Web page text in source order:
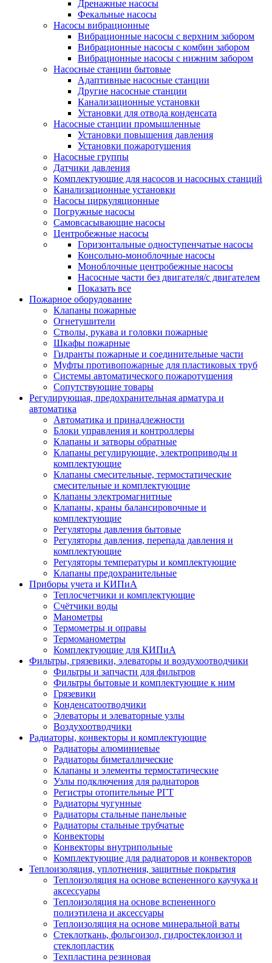
Дренажные насосы
Фекальные насосы
Насосы вибрационные
Вибрационные насосы с верхним забором
Вибрационные насосы с комбин забором
Вибрационные насосы с нижним забором
Насосные станции бытовые
Адаптивные насосные станции
Другие насосные станции
Канализационные установки
Установки для отвода конденсата
Насосные станции промышленные
Установки повышения давления
Установки пожаротушения
Насосные группы
Датчики давления
Комплектующие для насосов и насосных станций
Канализационные установки
Насосы циркуляционные
Погружные насосы
Самовсасывающие насосы
Центробежные насосы
Горизонтальные одноступенчатые насосы
Консольно-моноблочные насосы
Моноблочные центробежные насосы
Насосные части без двигателя/с двигателем
Показать все
Пожарное оборудование
Клапаны пожарные
Огнетушители
Стволы, рукава и головки пожарные
Шкафы пожарные
Гидранты пожарные и соединительные части
Муфты противопожарные для пластиковых труб
Системы автоматического пожаротушения
Сопутствующие товары
Регулирующая, предохранительная арматура и
автоматика
Автоматика и принадлежности
Блоки управления и контроллеры
Клапаны и затворы обратные
Клапаны регулирующие, электроприводы и
комплектующие
Клапаны смесительные, термостатические
смесительные и комплектующие
Клапаны электромагнитные
Клапаны, краны балансировочные и
комплектующие
Регуляторы давления бытовые
Регуляторы давления, перепада давления и
комплектующие
Регуляторы температуры и комплектующие
Клапаны предохранительные
Приборы учета и КИПиА
Теплосчетчики и комплектующие
Счётчики воды
Манометры
Термометры и оправы
Термоманометры
Комплектующие для КИПиА
Фильтры, грязевики, элеваторы и воздухоотводчики
Фильтры и запчасти для фильтров
Фильтры бытовые и комплектующие к ним
Грязевики
Конденсатоотводчики
Элеваторы и элеваторные узлы
Воздухоотводчики
Радиаторы, конвекторы и комплектующие
Радиаторы алюминиевые
Радиаторы биметаллические
Клапаны и элементы термостатические
Узлы подключения для радиаторов
Регистры отопительные РГТ
Радиаторы чугунные
Радиаторы стальные панельные
Радиаторы стальные трубчатые
Конвекторы
Конвекторы внутрипольные
Комплектующие для радиаторов и конвекторов
Теплоизоляция, уплотнения, защитные покрытия
Теплоизоляция на основе вспененного каучука и
аксессуары
Теплоизоляция на основе вспененного
полиэтилена и аксессуары
Теплоизоляция на основе минеральной ваты
Стеклоткань, фольгоизол, гидростеклоизол и
стеклопластик
Техпластина резиновая